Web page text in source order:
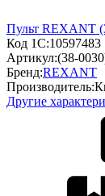
Пульт REXANT
Код 1С:10597483
Артикул:(38-
Бренд:REXANT
Производитель:
Другие